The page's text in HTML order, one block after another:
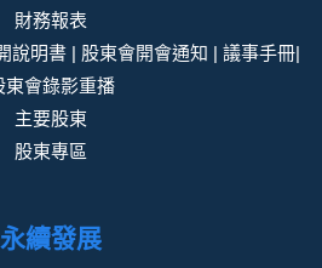
財務報表
說明書 | 股東會開會通知 | 議事手冊|
東會錄影重播
主要股東
股東專區
永續發展